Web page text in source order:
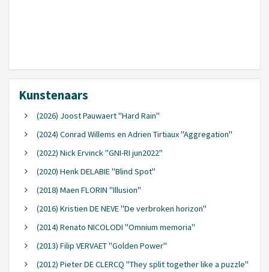
Kunstenaars
(2026) Joost Pauwaert "Hard Rain"
(2024) Conrad Willems en Adrien Tirtiaux "Aggregation"
(2022) Nick Ervinck "GNI-RI jun2022"
(2020) Henk DELABIE "Blind Spot"
(2018) Maen FLORIN "Illusion"
(2016) Kristien DE NEVE "De verbroken horizon"
(2014) Renato NICOLODI "Omnium memoria"
(2013) Filip VERVAET "Golden Power"
(2012) Pieter DE CLERCQ "They split together like a puzzle"